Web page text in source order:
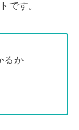
です。
るか